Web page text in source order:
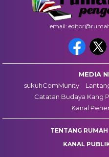
email:
MEDIA
sukuhComMunity
Catatan Budaya Kang
Kanal
TENTANG
KANAL